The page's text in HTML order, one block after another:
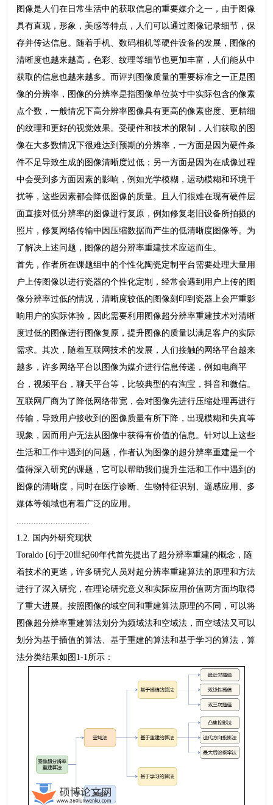
图像是人们在日常生活中的获取信息的重要媒介之一，由于图像
具有直观，形象，美感等特点，人们可以通过图像记录细节，保
存并传达信息。随着手机、数码相机等硬件设备的发展，图像的
清晰度也越来越高，色彩、纹理等细节也更加丰富，人们能从中
获取的信息也越来越多。而评判图像质量的重要标准之一正是图
像的分辨率，图像的分辨率是指图像单位英寸中实际包含的像素
点个数，一般情况下高分辨率图像具有更高的像素密度、更精细
的纹理和更好的视觉效果。受硬件和技术的限制，人们获取的图
像在大多数情况下很难达到预期的分辨率，一方面是因为硬件条
件不足导致生成的图像清晰度过低；另一方面是因为在成像过程
中会受到多方面因素的影响，例如光学模糊，运动模糊和环境干
扰等，这些因素都会降低图像的质量。且人们很难在现有硬件层
面直接对低分辨率的图像进行复原，例如修复老旧设备所拍摄的
照片，修复网络传输中因压缩数据而产生的低清晰度图像等。为
了解决上述问题，图像的超分辨率重建技术应运而生。
首先，作者所在课题组中的个性化陶瓷定制平台需要处理大量用
户上传图像以进行瓷器的个性化定制，经常会遇到用户上传的图
像分辨率过低的情况，清晰度较低的图像刻印到瓷器上会严重影
响用户的实际体验，因此需要利用图像超分辨率重建技术对清晰
度过低的图像进行图像复原，提升图像的质量以满足客户的实际
需求。其次，随着互联网技术的发展，人们接触的网络平台越来
越多，许多网络平台以图像为媒介进行信息传递，例如电商平
台，视频平台，聊天平台等，比较典型的有淘宝，抖音和微信。
互联网厂商为了降低网络带宽，会对图像先进行压缩处理再进行
传输，导致用户接收到的图像质量有所下降，出现模糊和失真等
现象，因而用户无法从图像中获得有价值的信息。针对以上这些
生活和工作中遇到的问题，作者认为图像的超分辨率重建是一个
值得深入研究的课题，它可以帮助我们提升生活和工作中遇到的
图像的清晰度，同时在医疗诊断、生物特征识别、遥感应用、多
媒体等领域也有着广泛的应用。
1.2. 国内外研究现状
Toraldo [6]于20世纪60年代首先提出了超分辨率重建的概念，随
着技术的更迭，许多研究人员对超分辨率重建算法的原理和方法
进行了深入研究，在理论研究意义和实际应用价值两方面均取得
了重大进展。按照图像的域空间和重建算法原理的不同，可以将
图像超分辨率重建算法划分为频域法和空域法，而空域法又可以
划分为基于插值的算法、基于重建的算法和基于学习的算法，算
法分类结果如图1-1所示：